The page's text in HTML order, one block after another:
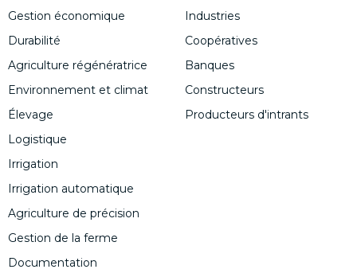
Gestion économique
Durabilité
Agriculture régénératrice
Environnement et climat
Élevage
Logistique
Irrigation
Irrigation automatique
Agriculture de précision
Gestion de la ferme
Documentation
Industries
Coopératives
Banques
Constructeurs
Producteurs d'intrants